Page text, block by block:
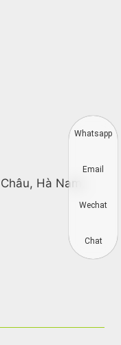
Hà Nam,
Whatsapp
Email
Wechat
Chat